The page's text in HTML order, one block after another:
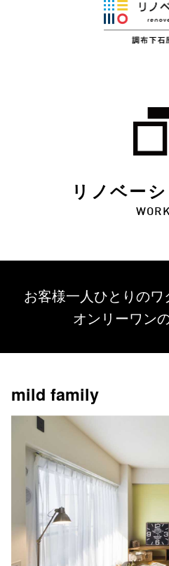
リノベー
お客様一人ひとりのワ
オンリーワン
mild family